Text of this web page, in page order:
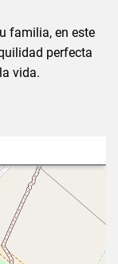
familia, en este
perfecta
vida.